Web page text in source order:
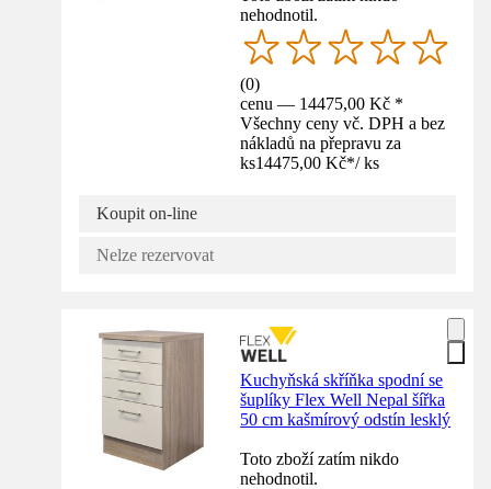
nehodnotil.
(0)
cenu — 14475,00 Kč *
Všechny ceny vč. DPH a bez
nákladů na přepravu za
ks14475,00 Kč*/ ks
Koupit on-line
Nelze rezervovat
Kuchyňská skříňka spodní se
šuplíky Flex Well Nepal šířka
50 cm kašmírový odstín lesklý
Toto zboží zatím nikdo
nehodnotil.